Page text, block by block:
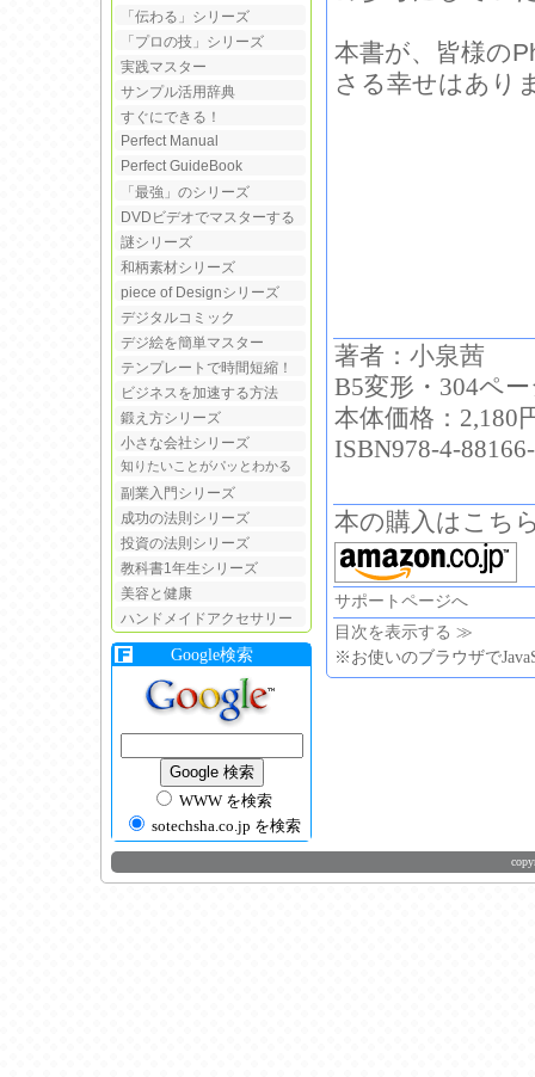
「伝わる」シリーズ
「プロの技」シリーズ
実践マスター
サンプル活用辞典
すぐにできる！
Perfect Manual
Perfect GuideBook
「最強」のシリーズ
DVDビデオでマスターする
謎シリーズ
和柄素材シリーズ
piece of Designシリーズ
デジタルコミック
デジ絵を簡単マスター
テンプレートで時間短縮！
ビジネスを加速する方法
鍛え方シリーズ
小さな会社シリーズ
知りたいことがパッとわかる
副業入門シリーズ
成功の法則シリーズ
投資の法則シリーズ
教科書1年生シリーズ
美容と健康
ハンドメイドアクセサリー
Google検索
WWW を検索
sotechsha.co.jp を検索
本書が、皆様の
さる幸せはあり
著者： 小泉茜
B5変形・304ペ
本体価格：2,180
ISBN978-4-
本の購入はこち
サポートページへ
目次を表示する ≫
※お使いのブラウザで